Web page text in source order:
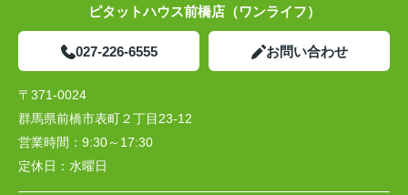
ピタットハウス前橋店（ワンライフ）
027-226-6555 お問い合わせ
〒371-0024
群馬県前橋市表町２丁目23-12
営業時間： 9:30～17:30
定休日： 水曜日